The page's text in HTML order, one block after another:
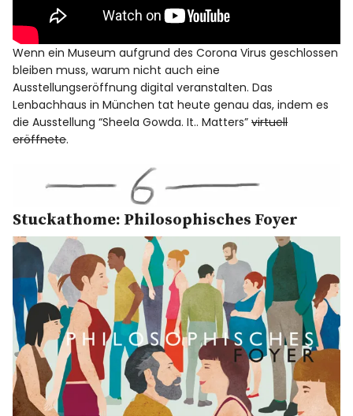
Wenn ein Museum aufgrund des Corona Virus geschlossen
bleiben muss, warum nicht auch eine
Ausstellungseröffnung digital veranstalten. Das
Lenbachhaus in München tat heute genau das, indem es
die Ausstellung “Sheela Gowda. It.. Matters”virtuell
eröffnete.
Stuckathome: Philosophisches Foyer